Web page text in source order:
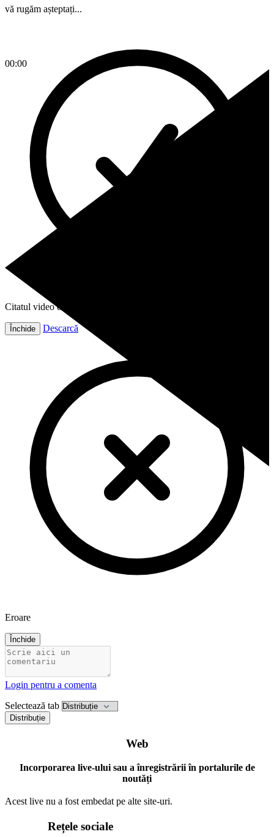
00:00
vă rugăm așteptați...
Citatul video este gata!
Închide Descarcă
Eroare
Închide
Login pentru a comenta
Selectează tab
Distribuție
Web
Incorporarea live-ului sau a înregistrării în portalurile de
noutăți
Acest live nu a fost embedat pe alte site-uri.
Rețele sociale